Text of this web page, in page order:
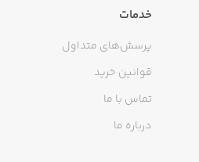
خدمات
پرسش‌های متداول
قوانین خرید
تماس با ما
درباره ما